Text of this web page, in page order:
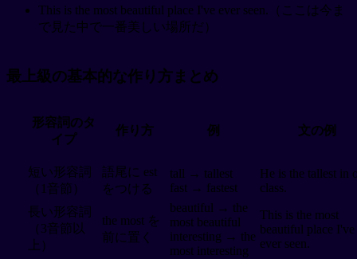
This is the most beautiful place I've ever seen.（ここは今ま
で見た中で一番美しい場所だ）
最上級の基本的な作り方まとめ
形容詞のタ
イプ
作り方 例 文の例
短い形容詞
（1音節）
語尾に est
をつける
tall → tallest
fast → fastest
He is the tallest in
class.
長い形容詞
（3音節以
上）
the most を
前に置く
beautiful → the
most beautiful
interesting → the
most interesting
This is the most
beautiful place I've
ever seen.